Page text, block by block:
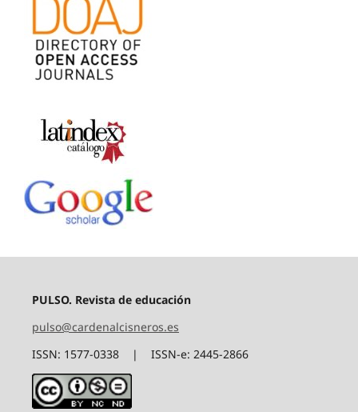
PULSO. Revista de educación
pulso@cardenalcisneros.es
ISSN: 1577-0338 | ISSN-e: 2445-2866